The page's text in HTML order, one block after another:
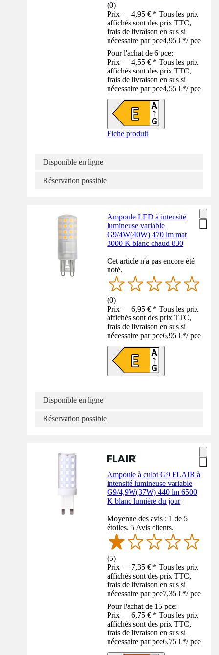
(0)
Prix — 4,95 € * Tous les prix
affichés sont des prix TTC,
frais de livraison en sus si
nécessaire par pce4,95 €*/ pce
Pour l'achat de 6 pce:
Prix — 4,55 € * Tous les prix
affichés sont des prix TTC,
frais de livraison en sus si
nécessaire par pce4,55 €*/ pce
Fiche produit
Disponible en ligne
Réservation possible
Ampoule LED à intensité
lumineuse variable
G9/4W(40W) 470 lm mat
3000 K blanc chaud 830
Cet article n'a pas encore été
noté.
(0)
Prix — 6,95 € * Tous les prix
affichés sont des prix TTC,
frais de livraison en sus si
nécessaire par pce6,95 €*/ pce
Disponible en ligne
Réservation possible
Ampoule à culot G9 FLAIR à
intensité lumineuse variable
G9/4,9W(37W) 440 lm 6500
K blanc lumière du jour
Moyenne des avis : 1 de 5
étoiles. 5 Avis clients.
(5)
Prix — 7,35 € * Tous les prix
affichés sont des prix TTC,
frais de livraison en sus si
nécessaire par pce7,35 €*/ pce
Pour l'achat de 15 pce:
Prix — 6,75 € * Tous les prix
affichés sont des prix TTC,
frais de livraison en sus si
nécessaire par pce6,75 €*/ pce